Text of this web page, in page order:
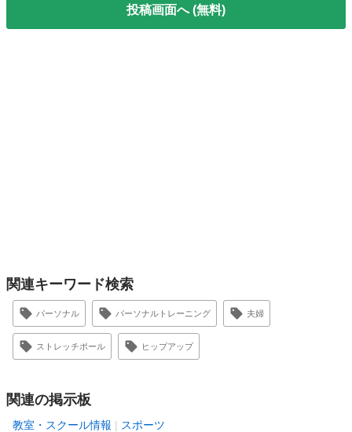
投稿画面へ (無料)
関連キーワード検索
パーソナル パーソナルトレーニング 夫婦
ストレッチポール ヒップアップ
関連の掲示板
教室・スクール情報 スポーツ